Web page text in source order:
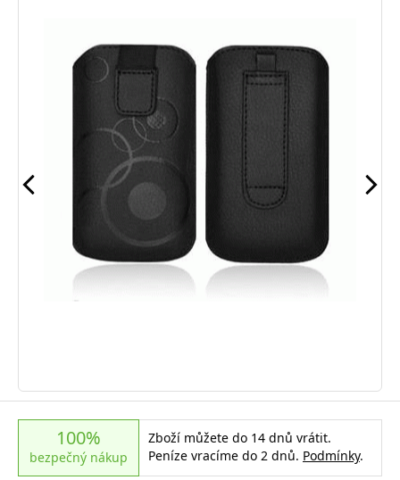
100%
bezpečný nákup
Zboží můžete do 14 dnů vrátit.
Peníze vracíme do 2 dnů. Podmínky.